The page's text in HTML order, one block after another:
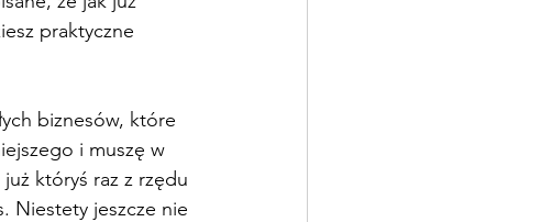
praktyczne
biznesów, które
i muszę w
któryś raz z rzędu
Niestety jeszcze nie